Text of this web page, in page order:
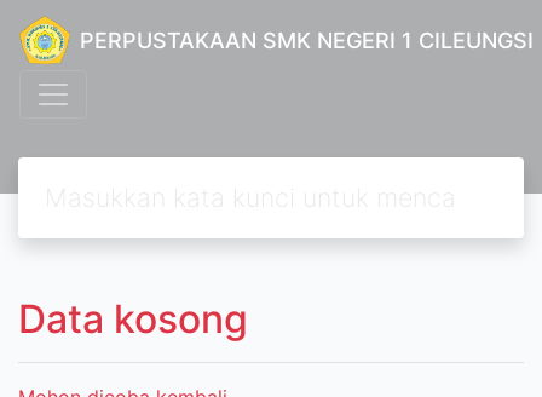
PERPUSTAKAAN SMK NEGERI 1 CILEUNGSI
Data kosong